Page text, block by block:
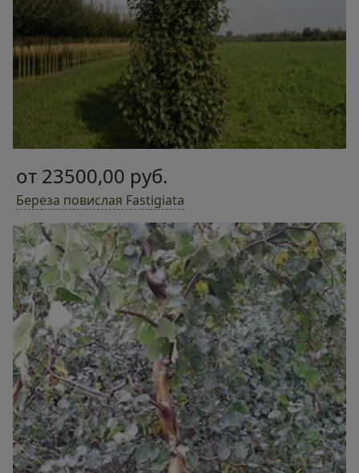
от 23500,00 руб.
Береза повислая Fastigiata